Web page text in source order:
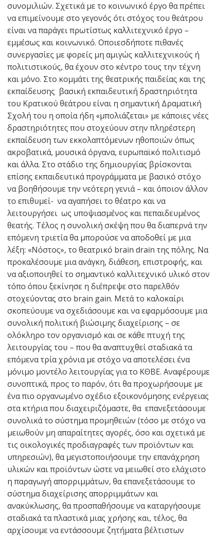
συνομιλιών. Σχετικά με το κοινωνικό έργο θα πρέπει
να επιμείνουμε στο γεγονός ότι στόχος του θεάτρου
είναι να παράγει πρωτίστως καλλιτεχνικό έργο –
εμμέσως και κοινωνικό. Οποιεσδήποτε πιθανές
συνεργασίες με φορείς μη αμιγώς καλλιτεχνικούς ή
πολιτιστικούς, θα έχουν στο κέντρο τους την τέχνη
και μόνο. Στο κομμάτι της θεατρικής παιδείας και της
εκπαίδευσης βασική εκπαιδευτική δραστηριότητα
του Κρατικού θεάτρου είναι η σημαντική Δραματική
Σχολή του η οποία ήδη «μπολιάζεται» με κάποιες νέες
δραστηριότητες που στοχεύουν στην πληρέστερη
εκπαίδευση των εκκολαπτόμενων ηθοποιών όπως
ακροβατικά, μουσικά όργανα, ευρωπαϊκό πολιτισμό
και άλλα. Στο στάδιο της δημιουργίας βρίσκονται
επίσης εκπαιδευτικά προγράμματα με βασικό στόχο
να βοηθήσουμε την νεότερη γενιά – και όποιον άλλον
το επιθυμεί- να αγαπήσει το θέατρο και να
λειτουργήσει ως υποψιασμένος και πεπαιδευμένος
θεατής. Τέλος η συνολική σκέψη που θα διαπερνά την
επόμενη τριετία θα μπορούσε να αποδοθεί με μια
λέξη: «Νόστος», τo θεατρικό brain drain της πόλης. Να
προκαλέσουμε μια ανάγκη, διάθεση, επιστροφής, και
να αξιοποιηθεί το σημαντικό καλλιτεχνικό υλικό στον
τόπο όπου ξεκίνησε η διέπρεψε στο παρελθόν
στοχεύοντας στο brain gain. Μετά το καλοκαίρι
σκοπεύουμε να σχεδιάσουμε και να εφαρμόσουμε μια
συνολική πολιτική βιώσιμης διαχείρισης – σε
ολόκληρο τον οργανισμό και σε κάθε πτυχή της
λειτουργίας του – που θα αναπτυχθεί σταδιακά τα
επόμενα τρία χρόνια με στόχο να αποτελέσει ένα
μόνιμο μοντέλο λειτουργίας για το ΚΘΒΕ. Αναφέρουμε
συνοπτικά, προς το παρόν, ότι θα προχωρήσουμε με
ένα πιο οργανωμένο σχέδιο εξοικονόμησης ενέργειας
στα κτήρια που διαχειριζόμαστε, θα επανεξετάσουμε
συνολικά το σύστημα προμηθειών (τόσο με στόχο να
μειωθούν μη απαραίτητες αγορές, όσο και σχετικά με
τις οικολογικές προδιαγραφές των προϊόντων και
υπηρεσιών), θα μεγιστοποιήσουμε την επανάχρηση
υλικών και προϊόντων ώστε να μειωθεί στο ελάχιστο
η παραγωγή απορριμμάτων, θα επανεξετάσουμε το
σύστημα διαχείρισης απορριμμάτων και
ανακύκλωσης, θα προσπαθήσουμε να καταργήσουμε
σταδιακά τα πλαστικά μιας χρήσης και, τέλος, θα
αρχίσουμε να εντάσσουμε ζητήματα βέλτιστων